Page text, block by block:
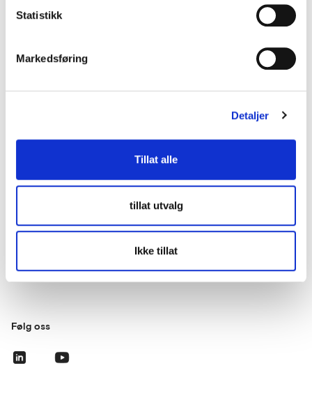
Statistikk
Markedsføring
Detaljer
Tillat alle
tillat utvalg
Ikke tillat
Se alle kontaktpersoner
Besøksadresse
Følg oss